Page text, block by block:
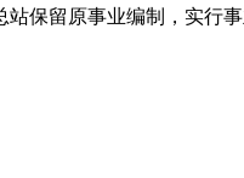
站保留原事业编制，实行